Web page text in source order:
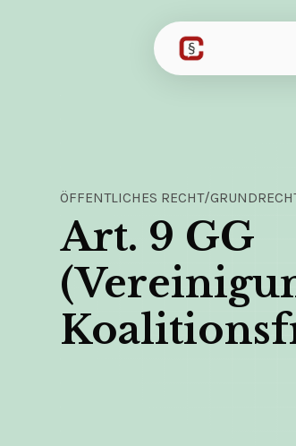
ÖFFENTLICHES RECHT/
Art. 9 GG